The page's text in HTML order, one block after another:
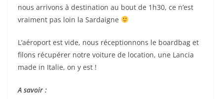
nous arrivons à destination au bout de 1h30, ce n’est
vraiment pas loin la Sardaigne
L’aéroport est vide, nous réceptionnons le boardbag et
filons récupérer notre voiture de location, une Lancia
made in Italie, on y est !
A savoir :